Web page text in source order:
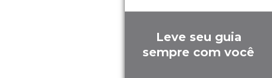
Leve seu guia
sempre com você